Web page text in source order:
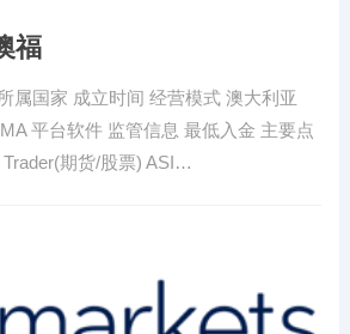
福
属国家 成立时间 经营模式 澳大利亚
平台软件 监管信息 最低入金 主要点
期货/股票) ASI…